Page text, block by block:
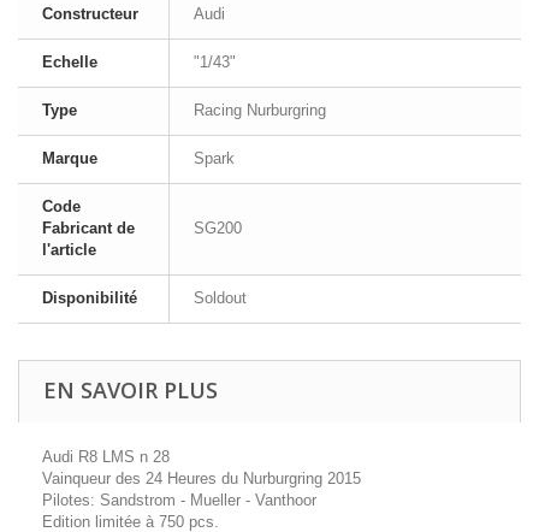
Constructeur Audi
Echelle "1/43"
Type Racing Nurburgring
Marque Spark
Code
Fabricant de
l'article
SG200
Disponibilité Soldout
EN SAVOIR PLUS
Audi R8 LMS n 28
Vainqueur des 24 Heures du Nurburgring 2015
Pilotes: Sandstrom - Mueller - Vanthoor
Edition limitée à 750 pcs.